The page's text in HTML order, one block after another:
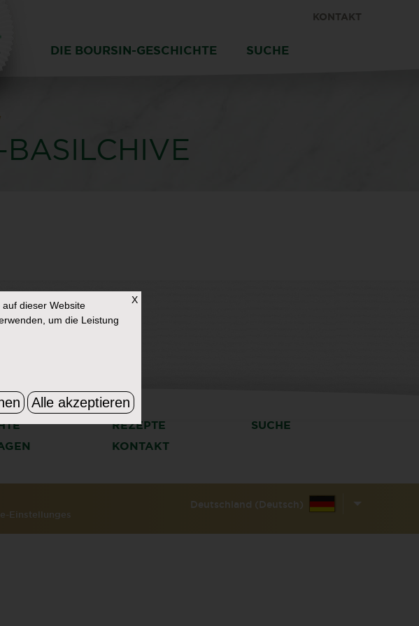
KONTAKT
DIE BOURSIN-GESCHICHTE SUCHE
REZEPTE
SUCHE
KONTAKT
Deutschland (Deutsch)
Einstellunges
X
dieser Website
um die Leistung
Alle akzeptieren